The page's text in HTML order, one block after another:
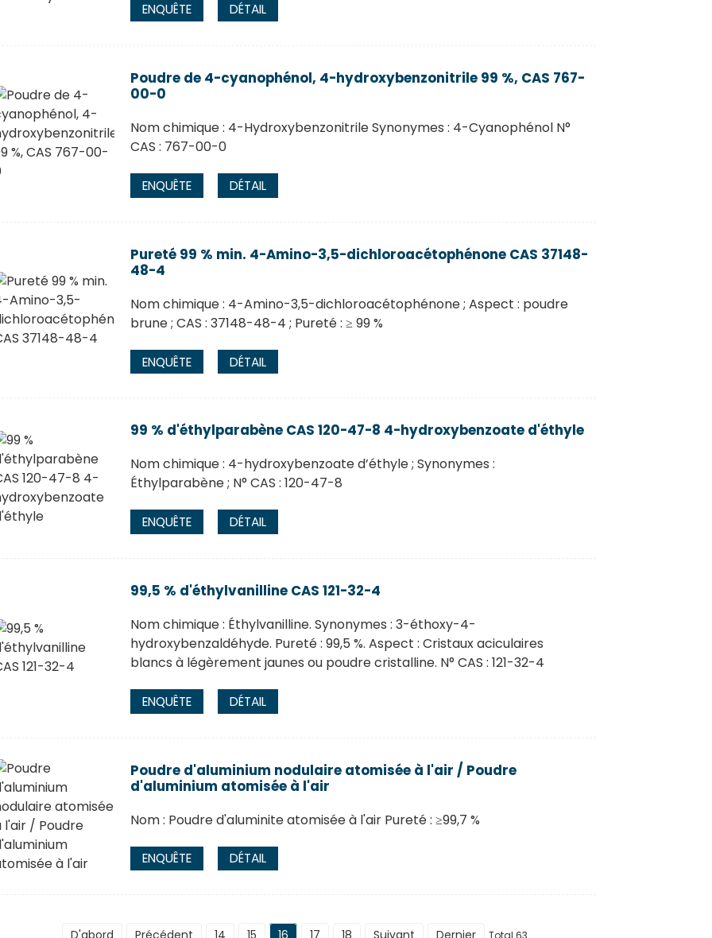
ENQUÊTE DÉTAIL
Poudre de 4-cyanophénol, 4-hydroxybenzonitrile 99 %, CAS 767-
00-0
Nom chimique : 4-Hydroxybenzonitrile Synonymes : 4-Cyanophénol N°
CAS : 767-00-0
ENQUÊTE DÉTAIL
Pureté 99 % min. 4-Amino-3,5-dichloroacétophénone CAS 37148-
48-4
Nom chimique : 4-Amino-3,5-dichloroacétophénone ; Aspect : poudre
brune ; CAS : 37148-48-4 ; Pureté : ≥ 99 %
ENQUÊTE DÉTAIL
99 % d'éthylparabène CAS 120-47-8 4-hydroxybenzoate d'éthyle
Nom chimique : 4-hydroxybenzoate d’éthyle ; Synonymes :
Éthylparabène ; N° CAS : 120-47-8
ENQUÊTE DÉTAIL
99,5 % d'éthylvanilline CAS 121-32-4
Nom chimique : Éthylvanilline. Synonymes : 3-éthoxy-4-
hydroxybenzaldéhyde. Pureté : 99,5 %. Aspect : Cristaux aciculaires
blancs à légèrement jaunes ou poudre cristalline. N° CAS : 121-32-4
ENQUÊTE DÉTAIL
Poudre d'aluminium nodulaire atomisée à l'air / Poudre
d'aluminium atomisée à l'air
Nom : Poudre d'aluminite atomisée à l'air Pureté : ≥99,7 %
ENQUÊTE DÉTAIL